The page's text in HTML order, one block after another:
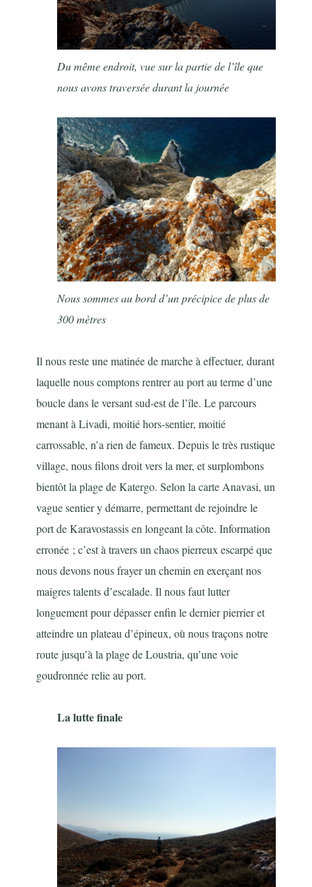
Du même endroit, vue sur la partie de l’île que
nous avons traversée durant la journée
Nous sommes au bord d’un précipice de plus de
300 mètres
Il nous reste une matinée de marche à effectuer, durant
laquelle nous comptons rentrer au port au terme d’une
boucle dans le versant sud-est de l’île. Le parcours
menant à Livadi, moitié hors-sentier, moitié
carrossable, n’a rien de fameux. Depuis le très rustique
village, nous filons droit vers la mer, et surplombons
bientôt la plage de Katergo. Selon la carte Anavasi, un
vague sentier y démarre, permettant de rejoindre le
port de Karavostassis en longeant la côte. Information
erronée ; c’est à travers un chaos pierreux escarpé que
nous devons nous frayer un chemin en exerçant nos
maigres talents d’escalade. Il nous faut lutter
longuement pour dépasser enfin le dernier pierrier et
atteindre un plateau d’épineux, où nous traçons notre
route jusqu’à la plage de Loustria, qu’une voie
goudronnée relie au port.
La lutte finale